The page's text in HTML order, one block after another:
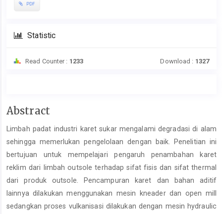
PDF
Statistic
Read Counter : 1233 Download : 1327
Main
Content
Abstract
Limbah padat industri karet sukar mengalami degradasi di alam
sehingga memerlukan pengelolaan dengan baik. Penelitian ini
bertujuan untuk mempelajari pengaruh penambahan karet
reklim dari limbah outsole terhadap sifat fisis dan sifat thermal
dari produk outsole. Pencampuran karet dan bahan aditif
lainnya dilakukan menggunakan mesin kneader dan open mill
sedangkan proses vulkanisasi dilakukan dengan mesin hydraulic